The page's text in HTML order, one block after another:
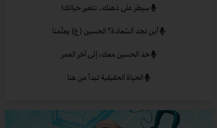
سيطر على ذهنك.. تتغير حياتك!
أين نجد السّعادة؟ الحسين (ع) يعلّمنا
خذ الحسين معك، إلى آخر العمر
الحياة الحقيقية تبدأ من هنا